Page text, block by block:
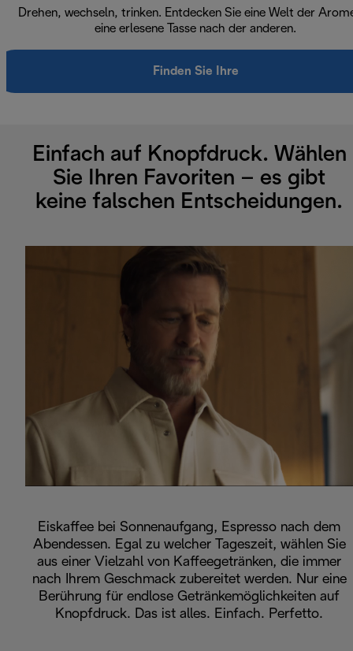
Drehen, wechseln, trinken. Entdecken Sie eine Welt der
eine erlesene Tasse nach der anderen.
Finden Sie Ihre
Einfach auf Knopfdruck. Wählen
Sie Ihren Favoriten – es gibt
keine falschen Entscheidungen.
Eiskaffee bei Sonnenaufgang, Espresso nach dem
Abendessen. Egal zu welcher Tageszeit, wählen Sie
aus einer Vielzahl von Kaffeegetränken, die immer
nach Ihrem Geschmack zubereitet werden. Nur eine
Berührung für endlose Getränkemöglichkeiten auf
Knopfdruck. Das ist alles. Einfach. Perfetto.